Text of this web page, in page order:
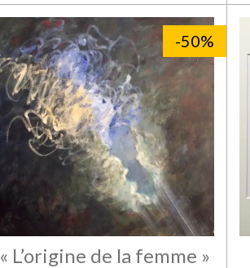
-50%
« L’origine de la femme »